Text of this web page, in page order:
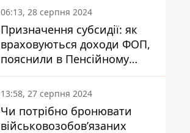
06:13, 28 серпня 2024
Призначення субсидії: як
враховуються доходи ФОП,
пояснили в Пенсійному
фонді
13:58, 27 серпня 2024
Чи потрібно бронювати
військовозобов’язаних